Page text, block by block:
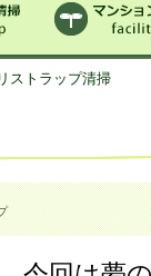
ストラップ清掃